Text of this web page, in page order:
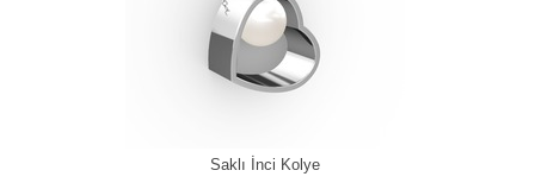
Saklı İnci Kolye